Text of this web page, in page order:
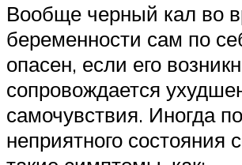
Вообще черный кал во
беременности сам по
опасен, если его
сопровождается
самочувствия. Иногда
неприятного состояния